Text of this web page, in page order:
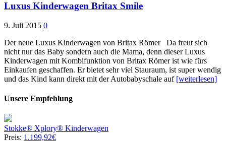
Luxus Kinderwagen Britax Smile
9. Juli 2015 0
Der neue Luxus Kinderwagen von Britax Römer Da freut sich
nicht nur das Baby sondern auch die Mama, denn dieser Luxus
Kinderwagen mit Kombifunktion von Britax Römer ist wie fürs
Einkaufen geschaffen. Er bietet sehr viel Stauraum, ist super wendig
und das Kind kann direkt mit der Autobabyschale auf [weiterlesen]
Unsere Empfehlung
Stokke® Xplory® Kinderwagen
Preis: 1.199,92€